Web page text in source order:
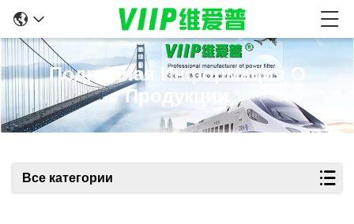
Подробная Информация О
Продукции
Все категории